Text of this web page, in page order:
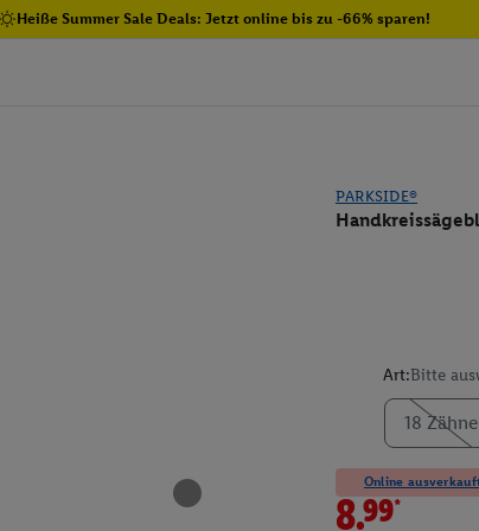
Heiße Summer Sale Deals: Jetzt online bis zu -66% sparen!
PARKSIDE®
Art:Bitte
18 Zähne
Online
8.99*